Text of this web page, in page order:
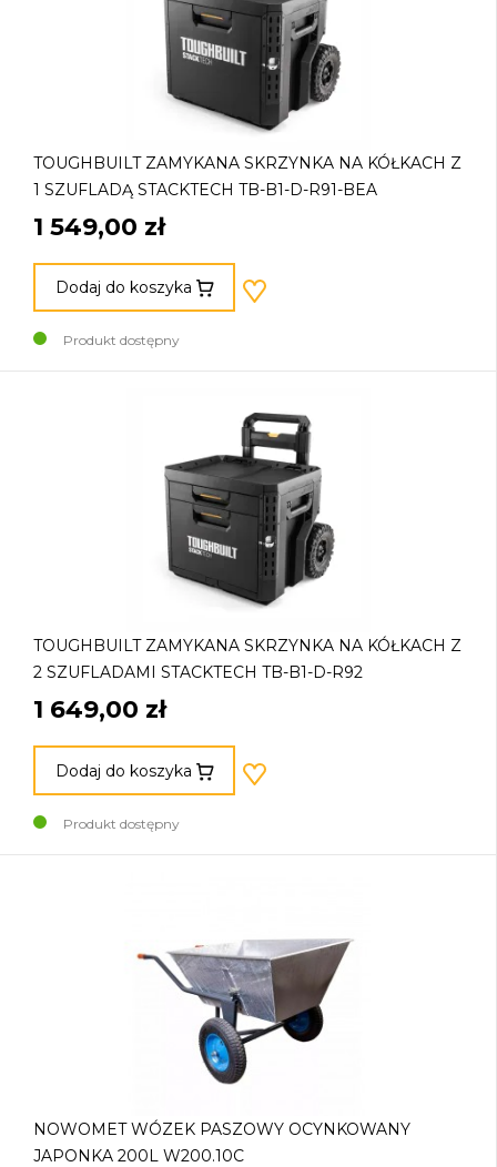
TOUGHBUILT ZAMYKANA SKRZYNKA NA KÓŁKACH Z
1 SZUFLADĄ STACKTECH TB-B1-D-R91-BEA
1 549,00 zł
Dodaj do koszyka
Produkt dostępny
TOUGHBUILT ZAMYKANA SKRZYNKA NA KÓŁKACH Z
2 SZUFLADAMI STACKTECH TB-B1-D-R92
1 649,00 zł
Dodaj do koszyka
Produkt dostępny
NOWOMET WÓZEK PASZOWY OCYNKOWANY
JAPONKA 200L W200.10C